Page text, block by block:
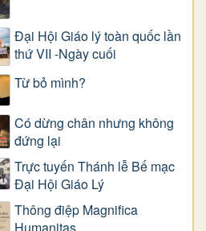
Đại Hội Giáo lý toàn quốc lần
thứ VII -Ngày cuối
Từ bỏ mình?
Có dừng chân nhưng không
đứng lại
Trực tuyến Thánh lễ Bế mạc
Đại Hội Giáo Lý
Thông điệp Magnifica